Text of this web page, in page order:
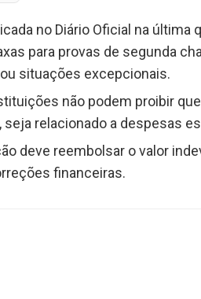
no Diário Oficial na
para provas de segunda
situações excepcionais.
não podem proibir
relacionado a despesas
deve reembolsar o valor
financeiras.